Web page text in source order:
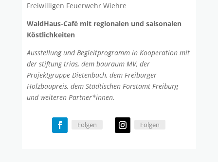
Freiwilligen Feuerwehr Wiehre
WaldHaus-Café mit regionalen und saisonalen
Köstlichkeiten
Ausstellung und Begleitprogramm in Kooperation mit
der stiftung trias, dem bauraum MV, der
Projektgruppe Dietenbach, dem Freiburger
Holzbaupreis, dem Städtischen Forstamt Freiburg
und weiteren Partner*innen.
Folgen Folgen